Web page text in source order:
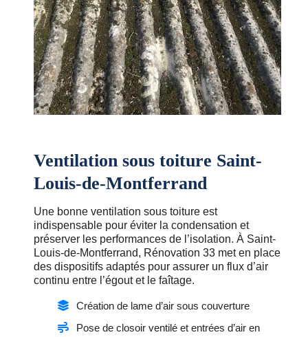
Ventilation sous toiture Saint-
Louis-de-Montferrand
Une bonne ventilation sous toiture est
indispensable pour éviter la condensation et
préserver les performances de l’isolation. À Saint-
Louis-de-Montferrand, Rénovation 33 met en place
des dispositifs adaptés pour assurer un flux d’air
continu entre l’égout et le faîtage.
Création de lame d’air sous couverture
Pose de closoir ventilé et entrées d’air en